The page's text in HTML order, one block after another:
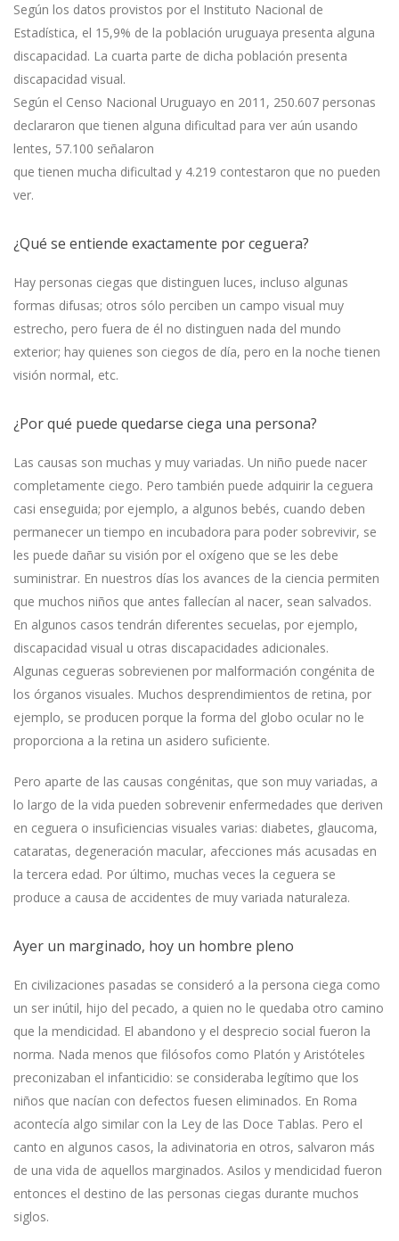
Según los datos provistos por el Instituto Nacional de
Estadística, el 15,9% de la población uruguaya presenta alguna
discapacidad. La cuarta parte de dicha población presenta
discapacidad visual.
Según el Censo Nacional Uruguayo en 2011, 250.607 personas
declararon que tienen alguna dificultad para ver aún usando
lentes, 57.100 señalaron
que tienen mucha dificultad y 4.219 contestaron que no pueden
ver.
¿Qué se entiende exactamente por ceguera?
Hay personas ciegas que distinguen luces, incluso algunas
formas difusas; otros sólo perciben un campo visual muy
estrecho, pero fuera de él no distinguen nada del mundo
exterior; hay quienes son ciegos de día, pero en la noche tienen
visión normal, etc.
¿Por qué puede quedarse ciega una persona?
Las causas son muchas y muy variadas. Un niño puede nacer
completamente ciego. Pero también puede adquirir la ceguera
casi enseguida; por ejemplo, a algunos bebés, cuando deben
permanecer un tiempo en incubadora para poder sobrevivir, se
les puede dañar su visión por el oxígeno que se les debe
suministrar. En nuestros días los avances de la ciencia permiten
que muchos niños que antes fallecían al nacer, sean salvados.
En algunos casos tendrán diferentes secuelas, por ejemplo,
discapacidad visual u otras discapacidades adicionales.
Algunas cegueras sobrevienen por malformación congénita de
los órganos visuales. Muchos desprendimientos de retina, por
ejemplo, se producen porque la forma del globo ocular no le
proporciona a la retina un asidero suficiente.
Pero aparte de las causas congénitas, que son muy variadas, a
lo largo de la vida pueden sobrevenir enfermedades que deriven
en ceguera o insuficiencias visuales varias: diabetes, glaucoma,
cataratas, degeneración macular, afecciones más acusadas en
la tercera edad. Por último, muchas veces la ceguera se
produce a causa de accidentes de muy variada naturaleza.
Ayer un marginado, hoy un hombre pleno
En civilizaciones pasadas se consideró a la persona ciega como
un ser inútil, hijo del pecado, a quien no le quedaba otro camino
que la mendicidad. El abandono y el desprecio social fueron la
norma. Nada menos que filósofos como Platón y Aristóteles
preconizaban el infanticidio: se consideraba legítimo que los
niños que nacían con defectos fuesen eliminados. En Roma
acontecía algo similar con la Ley de las Doce Tablas. Pero el
canto en algunos casos, la adivinatoria en otros, salvaron más
de una vida de aquellos marginados. Asilos y mendicidad fueron
entonces el destino de las personas ciegas durante muchos
siglos.